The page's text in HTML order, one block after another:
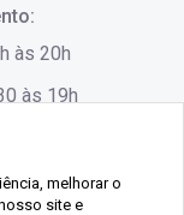
-
às 20h
às 19h
melhorar o
site e